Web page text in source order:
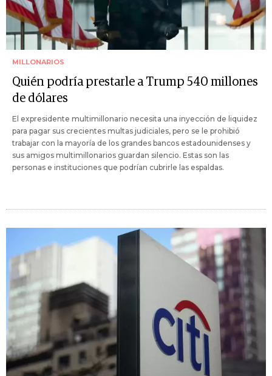
MILLONARIOS
Quién podría prestarle a Trump 540 millones
de dólares
El expresidente multimillonario necesita una inyección de liquidez
para pagar sus crecientes multas judiciales, pero se le prohibió
trabajar con la mayoría de los grandes bancos estadounidenses y
sus amigos multimillonarios guardan silencio. Estas son las
personas e instituciones que podrían cubrirle las espaldas.